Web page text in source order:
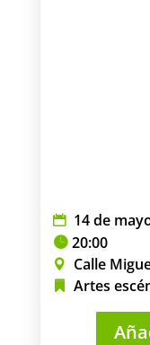
14 de
20:00
Calle
Artes